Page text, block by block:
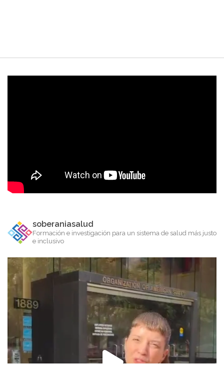
soberaniasalud
Formación e investigación para un sistema de salud más justo
e inclusivo